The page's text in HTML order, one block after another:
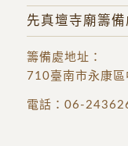
先真壇寺廟籌備
籌備處地址 ：
710臺南市永康
電話： 06-